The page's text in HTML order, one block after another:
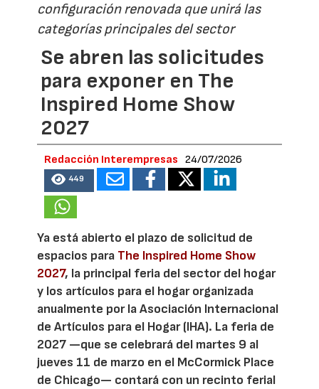
configuración renovada que unirá las
categorías principales del sector
Se abren las solicitudes
para exponer en The
Inspired Home Show
2027
Redacción Interempresas 24/07/2026
449
Ya está abierto el plazo de solicitud de
espacios para The Inspired Home Show
2027, la principal feria del sector del hogar
y los artículos para el hogar organizada
anualmente por la Asociación Internacional
de Artículos para el Hogar (IHA). La feria de
2027 —que se celebrará del martes 9 al
jueves 11 de marzo en el McCormick Place
de Chicago— contará con un recinto ferial